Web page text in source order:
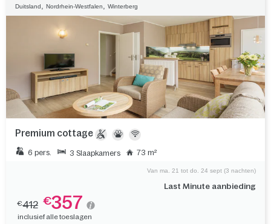
Duitsland Nordrhein-Westfalen Winterberg
Premium cottage
6 pers. 3 Slaapkamers 73 m²
Last Minute aanbieding
Van ma. 21 tot do. 24 sept (3 nachten)
€412 €357
inclusief alle toeslagen